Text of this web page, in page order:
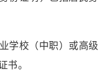
学校（中职）或高级
书。